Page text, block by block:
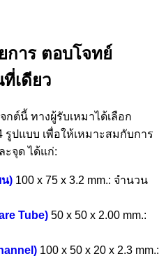
การ ตอบโจทย์
เดียว
กต์นี้ ทางผู้รับเหมาได้เลือก
ปแบบ เพื่อให้เหมาะสมกับการ
จุด ได้แก่:
) 100 x 75 x 3.2 mm.: จำนวน
Tube) 50 x 50 x 2.00 mm.:
100 x 50 x 20 x 2.3 mm.: